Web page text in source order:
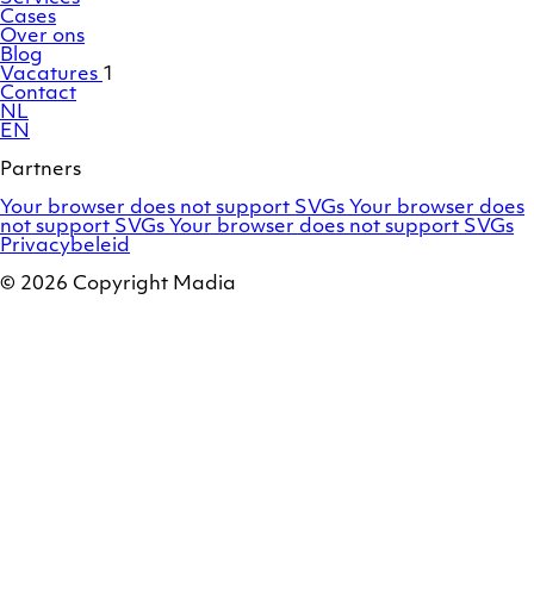
Cases
Over ons
Blog
Vacatures 1
Contact
NL
EN
Partners
Adobe
Commerce
/
Your browser does not support SVGs OroCommerce
Your browser does
not support SVGs Marello
Your browser does not support SVGs
Privacybeleid
© 2026 Copyright Madia